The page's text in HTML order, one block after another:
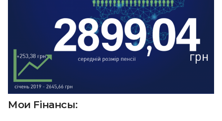
Мои Fiнансы: